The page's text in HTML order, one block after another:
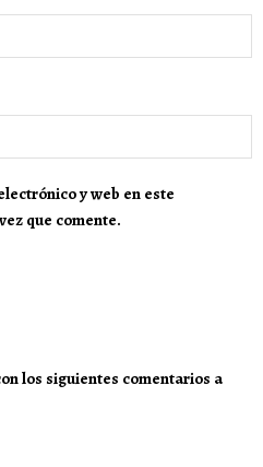
y web en este
que comente.
los siguientes comentarios a